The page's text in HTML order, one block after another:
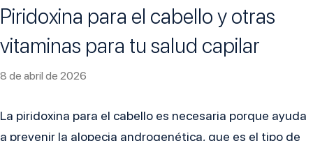
Piridoxina para el cabello y otras
vitaminas para tu salud capilar
8 de abril de 2026
La piridoxina para el cabello es necesaria porque ayuda
a prevenir la alopecia androgenética, que es el tipo de